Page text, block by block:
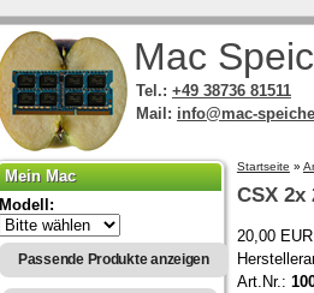
Startseite »
CSX 2x
20,00
Art.Nr.:
Mein Mac
Modell:
Passende Produkte anzeigen
Mac
Tel.: +49 38736 81511
Mail: info@mac-